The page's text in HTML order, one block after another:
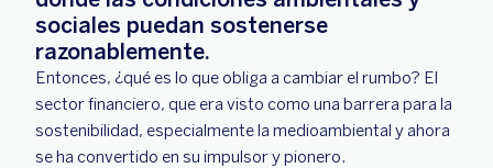
sociales puedan sostenerse
razonablemente.
Entonces, ¿qué es lo que obliga a cambiar el rumbo? El
sector financiero, que era visto como una barrera para la
sostenibilidad, especialmente la medioambiental y ahora
se ha convertido en su impulsor y pionero.